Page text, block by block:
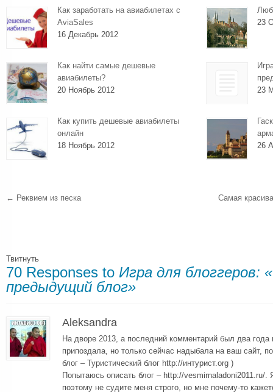
Как заработать на авиабилетах с
AviaSales
16 Декабрь 2012
Как найти самые дешевые
авиабилеты?
20 Ноябрь 2012
Как купить дешевые авиабилеты
онлайн
18 Ноябрь 2012
23
23
26
← Реквием из песка Самая
Твитнуть
70 Responses to Игра для блоггеров:
предыдущий блог»
Aleksandra
На дворе 2013, а последний комментарий был два года
припоздала, но только сейчас надыбала на ваш сайт,
блог – Туристический блог http://интурист.org )
Попытаюсь описать блог – http://vesmirnaladoni2011.ru/
поэтому не судите меня строго, но мне почему-то